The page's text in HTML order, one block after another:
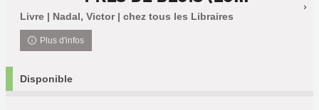
Livre | Nadal, Victor | chez tous les Libraires
Plus d'infos
Disponible